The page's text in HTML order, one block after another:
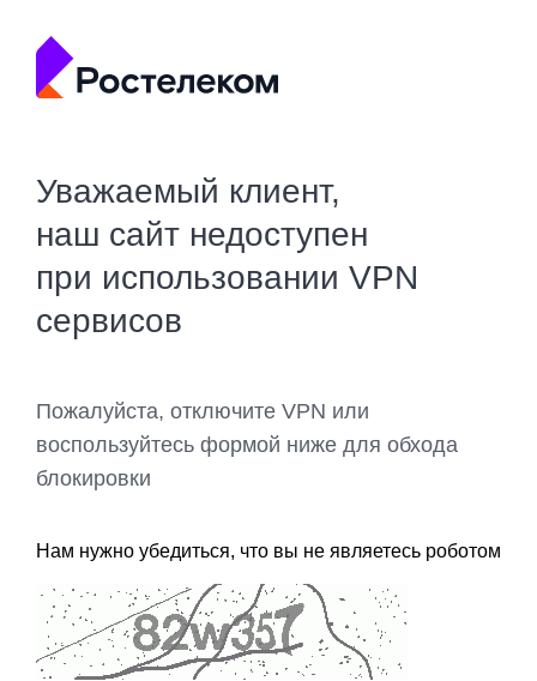
Уважаемый клиент,
наш сайт недоступен
при использовании VPN
сервисов
Пожалуйста, отключите VPN или
воспользуйтесь формой ниже для обхода
блокировки
Нам нужно убедиться, что вы не являетесь роботом